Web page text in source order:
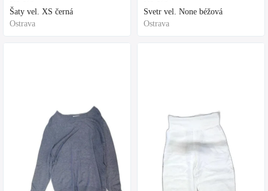
Šaty vel. XS černá
Ostrava
Svetr vel. None béžová
Ostrava